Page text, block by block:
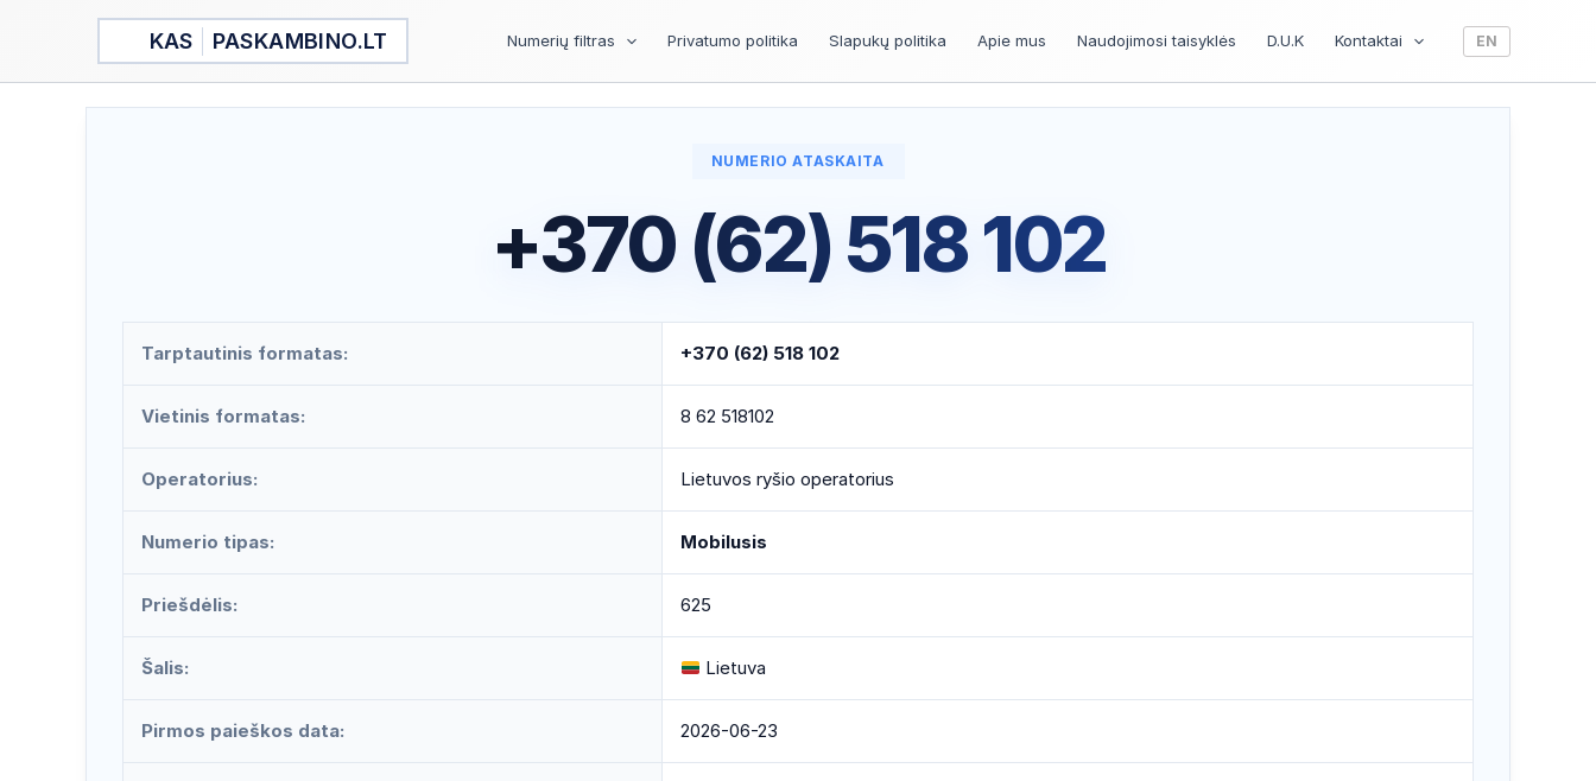
KAS PASKAMBINO.LT Numerių filtras Privatumo politika Slapukų politika Apie mus Naudojimosi taisyklės D.U.K Kontaktai EN
NUMERIO ATASKAITA
+370 (62) 518 102
Tarptautinis formatas: +370 (62) 518 102
Vietinis formatas: 8 62 518102
Operatorius: Lietuvos ryšio operatorius
Numerio tipas: Mobilusis
Priešdėlis: 625
Šalis: Lietuva
Pirmos paieškos data: 2026-06-23